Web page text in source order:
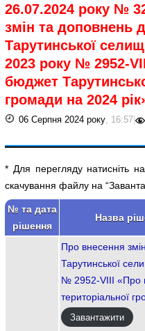
26.07.2024 року №
змін та доповнень
Тарутинської
2023 року № 2952-
бюджет
громади на 2024
06 Серпня 2024 року, 16:57|
* Для перегляду натисніть
скачування файлу на
№ та дата
рішення
Назва
Про внесення
Тарутинської
№ 2952-VIII «Про
територіальної
Завантажити